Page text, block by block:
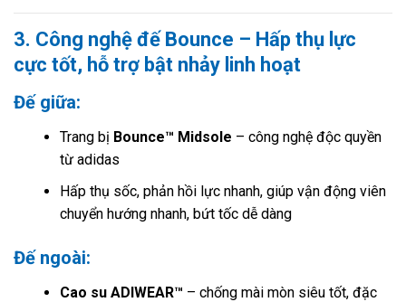
3. Công nghệ đế Bounce – Hấp thụ lực
cực tốt, hỗ trợ bật nhảy linh hoạt
Đế giữa:
Trang bị Bounce™ Midsole – công nghệ độc quyền
từ adidas
Hấp thụ sốc, phản hồi lực nhanh, giúp vận động viên
chuyển hướng nhanh, bứt tốc dễ dàng
Đế ngoài:
Cao su ADIWEAR™ – chống mài mòn siêu tốt, đặc